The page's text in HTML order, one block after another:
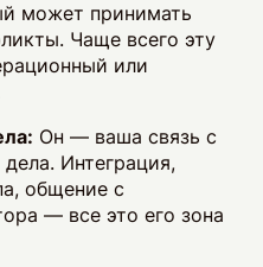
может принимать
Чаще всего эту
или
Он — ваша связь с
Интеграция,
общение с
— все это его зона